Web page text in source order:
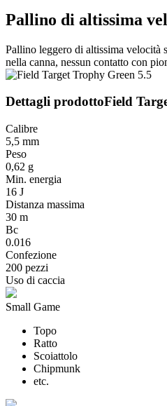
Pallino di altissima
Pallino leggero di altissima velocità
nella canna, nessun contatto con
Dettagli prodottoField
Calibre
5,5 mm
Peso
0,62 g
Min. energia
16 J
Distanza massima
30 m
Bc
0.016
Confezione
200 pezzi
Uso di caccia
Small Game
Topo
Ratto
Scoiattolo
Chipmunk
etc.